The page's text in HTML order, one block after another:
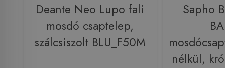
Deante Neo Lupo fali
mosdó csaptelep,
szálcsiszolt BLU_F50M
Sapho
nélkül,